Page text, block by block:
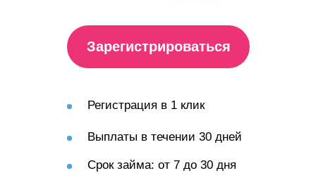
Регистрация в 1 клик
Выплаты в течении 30 дней
Срок займа: от 7 до 30 дня
Зарегистрироваться